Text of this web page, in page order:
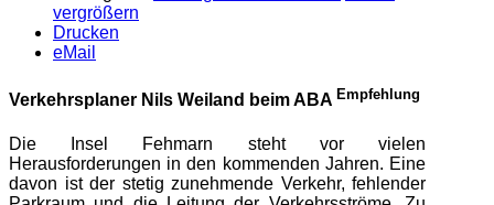
vergrößern
Drucken
eMail
Verkehrsplaner Nils Weiland beim ABA Empfehlung
Die Insel Fehmarn steht vor vielen
Herausforderungen in den kommenden Jahren. Eine
davon ist der stetig zunehmende Verkehr, fehlender